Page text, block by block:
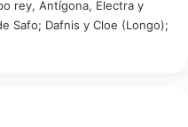
rey, Antígona, Electra y
Safo; Dafnis y Cloe (Longo);